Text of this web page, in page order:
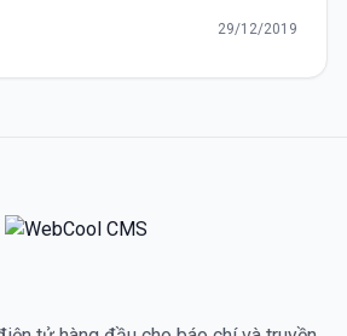
29/12/2019